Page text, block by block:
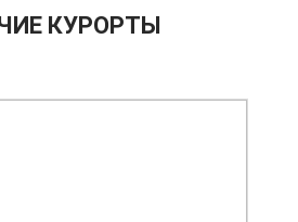
КУРОРТЫ